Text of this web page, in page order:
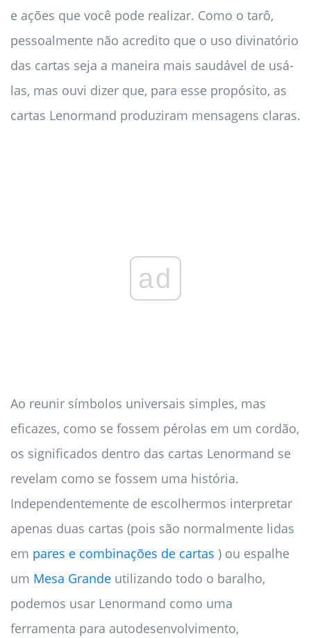
e ações que você pode realizar. Como o tarô,
pessoalmente não acredito que o uso divinatório
das cartas seja a maneira mais saudável de usá-
las, mas ouvi dizer que, para esse propósito, as
cartas Lenormand produziram mensagens claras.
ad
Ao reunir símbolos universais simples, mas
eficazes, como se fossem pérolas em um cordão,
os significados dentro das cartas Lenormand se
revelam como se fossem uma história.
Independentemente de escolhermos interpretar
apenas duas cartas (pois são normalmente lidas
em pares e combinações de cartas ) ou espalhe
um Mesa Grande utilizando todo o baralho,
podemos usar Lenormand como uma
ferramenta para autodesenvolvimento,